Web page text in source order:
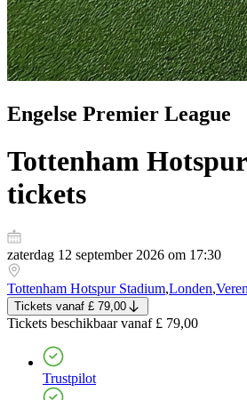
Engelse Premier League
Tottenham
tickets
zaterdag 12 september 2026 om 17:30
Tottenham Hotspur Stadium,Londen,
Tickets vanaf £ 79,00
Tickets beschikbaar vanaf £ 79,00
Trustpilot